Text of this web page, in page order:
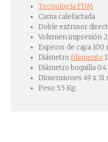
Tecnología FDM
Cama calefactada
Doble extrusor
Volumen impresión
Esperor de capa 100
Diámetro filamento
Diámetro boquilla 0.4
Dimensiones 49 x 31
Peso 5.5 Kg.